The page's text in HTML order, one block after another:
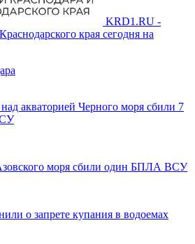
KRD1.RU -
края сегодня на
акваторией Черного моря сбили 7
моря сбили один БПЛА ВСУ
о запрете купания в водоемах